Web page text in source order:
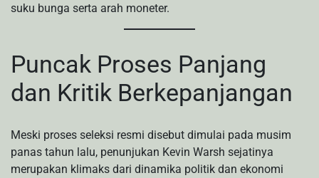
suku bunga serta arah moneter.
Puncak Proses Panjang
dan Kritik Berkepanjangan
Meski proses seleksi resmi disebut dimulai pada musim
panas tahun lalu, penunjukan Kevin Warsh sejatinya
merupakan klimaks dari dinamika politik dan ekonomi